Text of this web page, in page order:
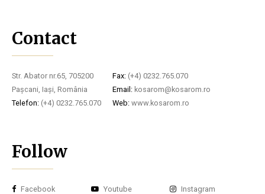
Contact
Str. Abator nr.65, 705200
Pașcani, Iași, România
Telefon: (+4) 0232.765.070
Fax: (+4) 0232.765.070
Email: kosarom@kosarom.ro
Web: www.kosarom.ro
Follow
Facebook Youtube Instagram